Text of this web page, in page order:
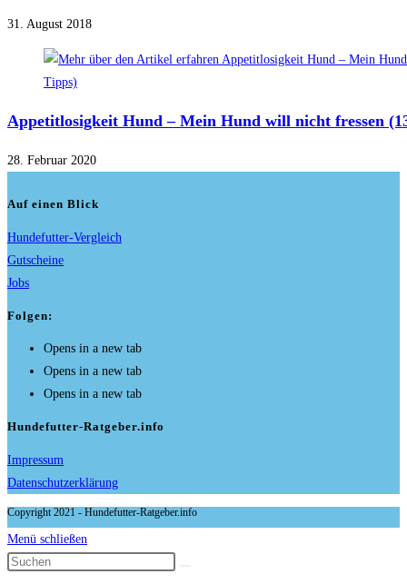
31. August 2018
Appetitlosigkeit Hund – Mein Hund will nicht fressen
28. Februar 2020
Auf einen Blick
Hundefutter-Vergleich
Gutscheine
Jobs
Folgen:
Opens in a new tab
Opens in a new tab
Opens in a new tab
Hundefutter-Ratgeber.info
Impressum
Datenschutzerklärung
Copyright 2021 - Hundefutter-Ratgeber.info
Menü schließen